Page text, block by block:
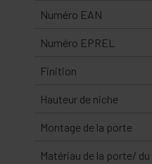
Numéro EAN
Numéro EPREL
Finition
Hauteur de niche
Montage de la porte
Matériau de la porte/